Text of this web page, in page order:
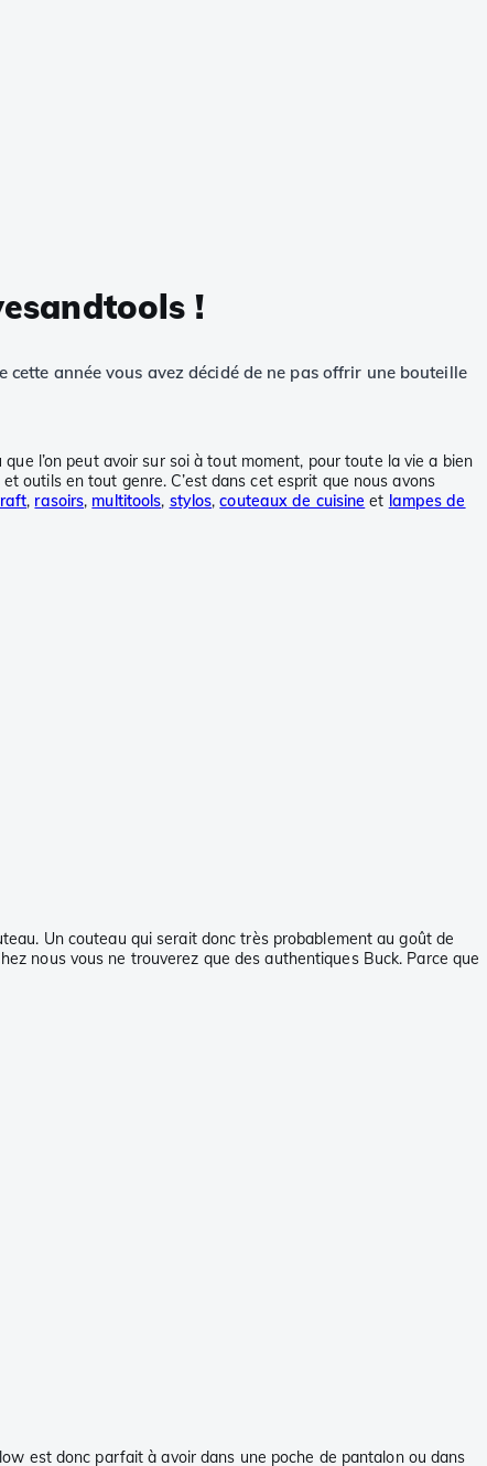
!
année vous avez décidé de ne pas offrir une bouteille
que l’on peut avoir sur soi à tout moment, pour toute la vie a bien
outils en tout genre. C’est dans cet esprit que nous avons
, rasoirs, multitools, stylos,couteaux de cuisine et lampes de
Un couteau qui serait donc très probablement au goût de
nous vous ne trouverez que des authentiques Buck. Parce que
est donc parfait à avoir dans une poche de pantalon ou dans